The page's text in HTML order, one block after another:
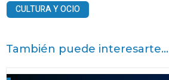
CULTURA Y OCIO
También puede interesarte...